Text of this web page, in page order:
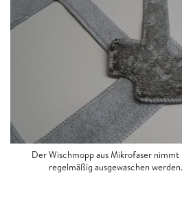
Der Wischmopp aus Mikrofaser
regelmäßig ausgewaschen